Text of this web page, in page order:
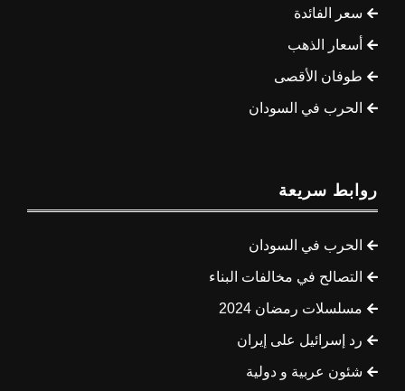
سعر الفائدة
أسعار الذهب
طوفان الأقصى
الحرب في السودان
روابط سريعة
الحرب في السودان
التصالح في مخالفات البناء
مسلسلات رمضان 2024
رد إسرائيل على إيران
شئون عربية و دولية